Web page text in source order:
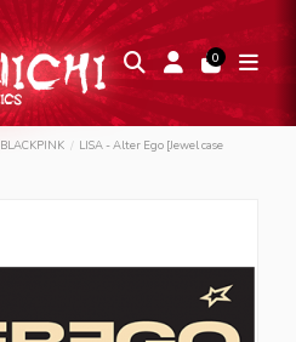
0
BLACKPINK
LISA - Alter Ego [Jewel case